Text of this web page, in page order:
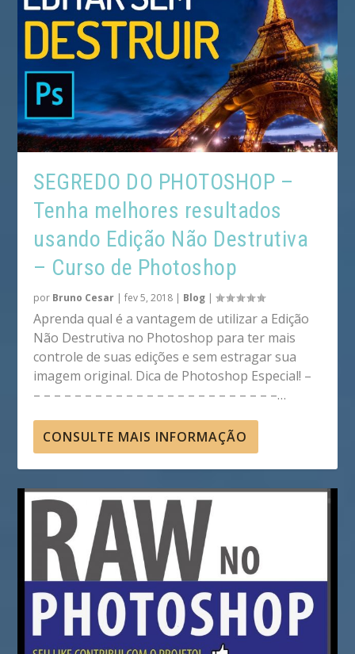
SEGREDO DO PHOTOSHOP –
Tenha melhores resultados
usando Edição Não Destrutiva
– Curso de Photoshop
por Bruno Cesar |fev 5, 2018 | Blog |
Aprenda qual é a vantagem de utilizar a Edição
Não Destrutiva no Photoshop para ter mais
controle de suas edições e sem estragar sua
imagem original. Dica de Photoshop Especial! –
– – – – – – – – – – – – – – – – – – – – – – – –…
CONSULTE MAIS INFORMAÇÃO